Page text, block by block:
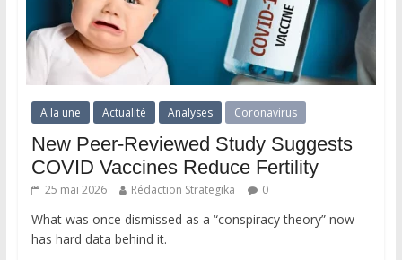
A la une Actualité Analyses Coronavirus
New Peer-Reviewed Study Suggests
COVID Vaccines Reduce Fertility
25 mai 2026 Rédaction Strategika 0
What was once dismissed as a “conspiracy theory” now
has hard data behind it.